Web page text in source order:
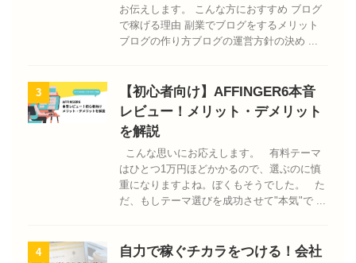
お伝えします。 こんな方におすすめ ブログ
で稼げる理由 副業でブログをするメリット
ブログの作り方ブログの運営方針の決め ...
3
【初心者向け】AFFINGER6本音
レビュー！メリット・デメリット
を解説
こんな思いにお応えします。 有料テーマ
はひとつ1万円ほどかかるので、選ぶのに慎
重になりますよね。ぼくもそうでした。 た
だ、もしテーマ選びを成功させて"本気"で ...
4
自力で稼ぐチカラをつける！会社